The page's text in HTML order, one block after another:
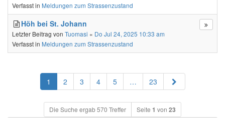
Verfasst in Meldungen zum Strassenzustand
Höh bei St. Johann
Letzter Beitrag von Tuomasi « Do Jul 24, 2025 10:33 am
Verfasst in Meldungen zum Strassenzustand
1 2 3 4 5 … 23 Nächste
Die Suche ergab 570 Treffer Seite 1 von 23